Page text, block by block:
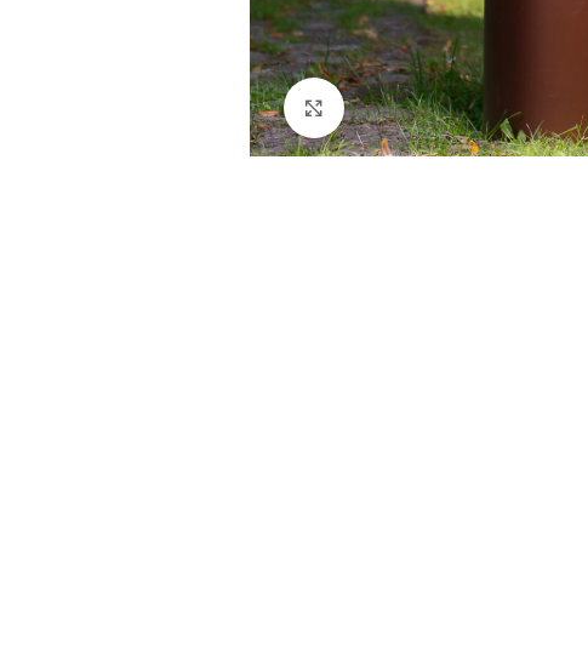
Kliknij aby powiększyć